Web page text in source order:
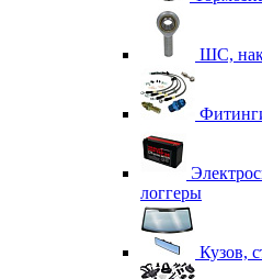
ШС,
логгеры
Кузов,